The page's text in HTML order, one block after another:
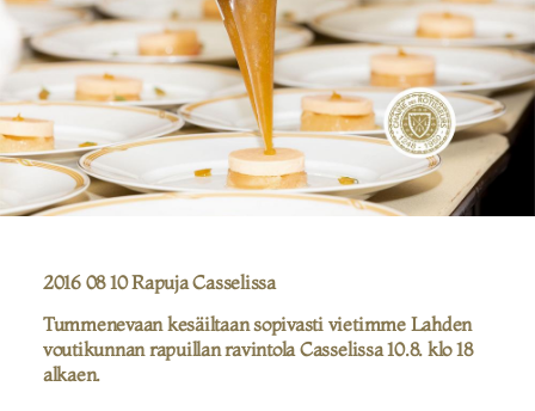
2016 08 10 Rapuja Casselissa
Tummenevaan kesäiltaan sopivasti vietimme Lahden
voutikunnan rapuillan ravintola Casselissa 10.8. klo 18
alkaen.